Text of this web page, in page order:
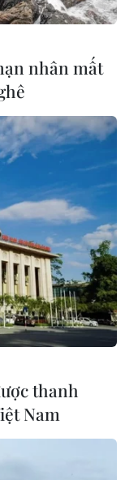
nhân mất
thanh
Nam